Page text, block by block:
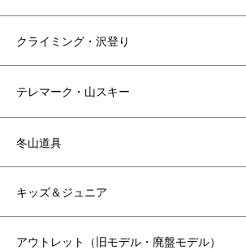
クライミング・沢登り
テレマーク・山スキー
冬山道具
キッズ＆ジュニア
アウトレット（旧モデル・廃盤モデル）